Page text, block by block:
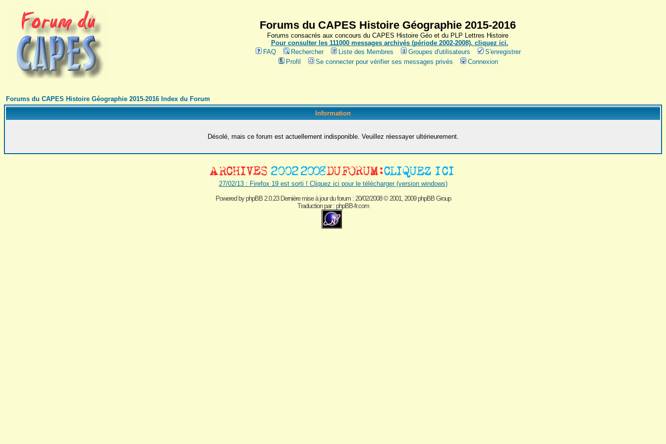
Forums du CAPES Histoire Géographie 2015-2016
Forums consacrés aux concours du CAPES Histoire Géo et du PLP Lettres Histoire
Pour consulter les 111000 messages archivés (période 2002-2008), cliquez ici.
FAQ
Rechercher Liste des Membres Groupes d'utilisateurs
S'enregistrer
Profil
Se connecter pour vérifier ses messages privés Connexion
Forums du CAPES Histoire Géographie 2015-2016 Index du Forum
Information
Désolé, mais ce forum est actuellement indisponible. Veuillez réessayer ultérieurement.
27/02/13 : Firefox 19 est sorti ! Cliquez ici pour le télécharger (version windows)
Powered byphpBB 2.0.23 Dernière mise à jour du forum : 20/02/2008© 2001, 2009 phpBB Group
Traduction par : phpBB-fr.com